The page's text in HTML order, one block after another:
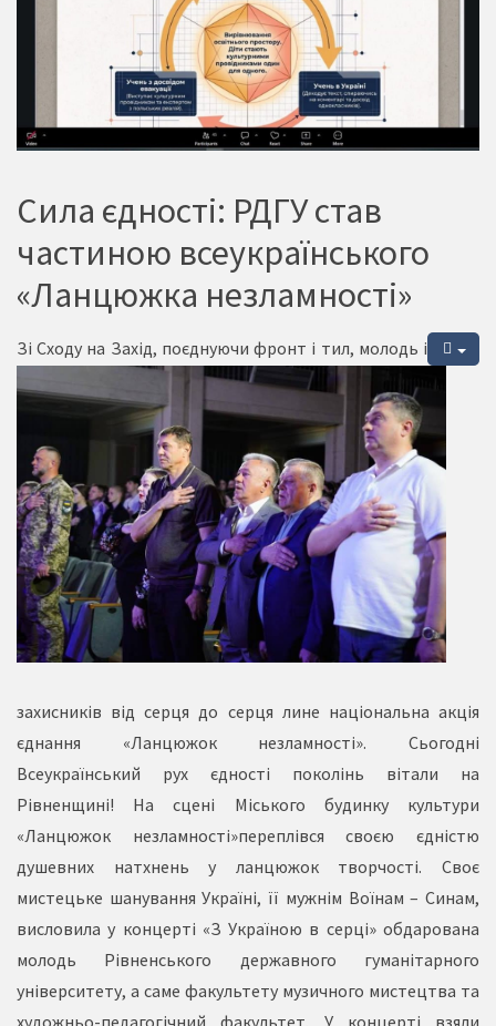
Сила єдності: РДГУ став
частиною всеукраїнського
«Ланцюжка незламності»
Зі Сходу на Захід, поєднуючи фронт і тил, молодь і
захисників від серця до серця лине національна акція
єднання «Ланцюжок незламності». Сьогодні
Всеукраїнський рух єдності поколінь вітали на
Рівненщині! На сцені Міського будинку культури
«Ланцюжок незламності»переплівся своєю єдністю
душевних натхнень у ланцюжок творчості. Своє
мистецьке шанування Україні, її мужнім Воїнам – Синам,
висловила у концерті «З Україною в серці» обдарована
молодь Рівненського державного гуманітарного
університету, а саме факультету музичного мистецтва та